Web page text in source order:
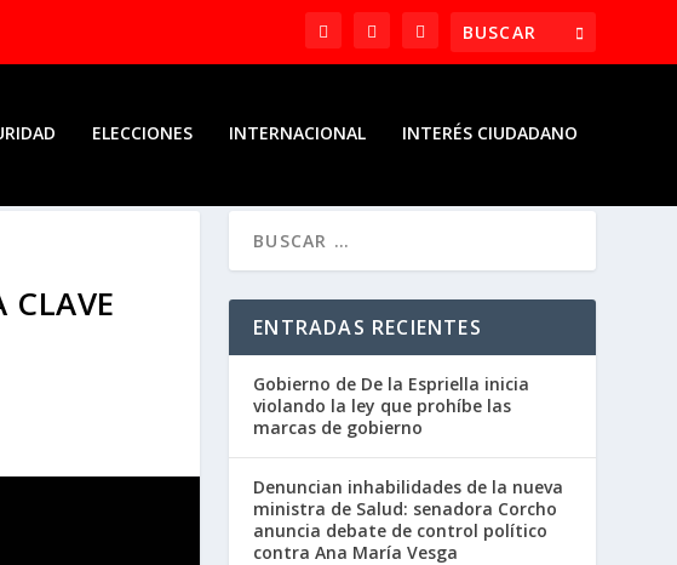
ELECCIONES INTERNACIONAL INTERÉS CIUDADANO
CLAVE
ENTRADAS RECIENTES
Gobierno de De la Espriella inicia
violando la ley que prohíbe las
marcas de gobierno
Denuncian inhabilidades de la nueva
ministra de Salud: senadora Corcho
anuncia debate de control político
contra Ana María Vesga